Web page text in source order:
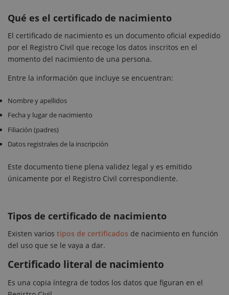
Qué es el certificado de nacimiento
El certificado de nacimiento es un documento oficial expedido
por el Registro Civil que recoge los datos inscritos en el
momento del nacimiento de una persona.
Entre la información que incluye se encuentran:
Nombre y apellidos
Fecha y lugar de nacimiento
Filiación (padres)
Datos registrales de la inscripción
Este documento tiene plena validez legal y es emitido
únicamente por el Registro Civil correspondiente.
Tipos de certificado de nacimiento
Existen varios tipos de certificados de nacimiento en función
del uso que se le vaya a dar.
Certificado literal de nacimiento
Es una copia íntegra de todos los datos que figuran en el